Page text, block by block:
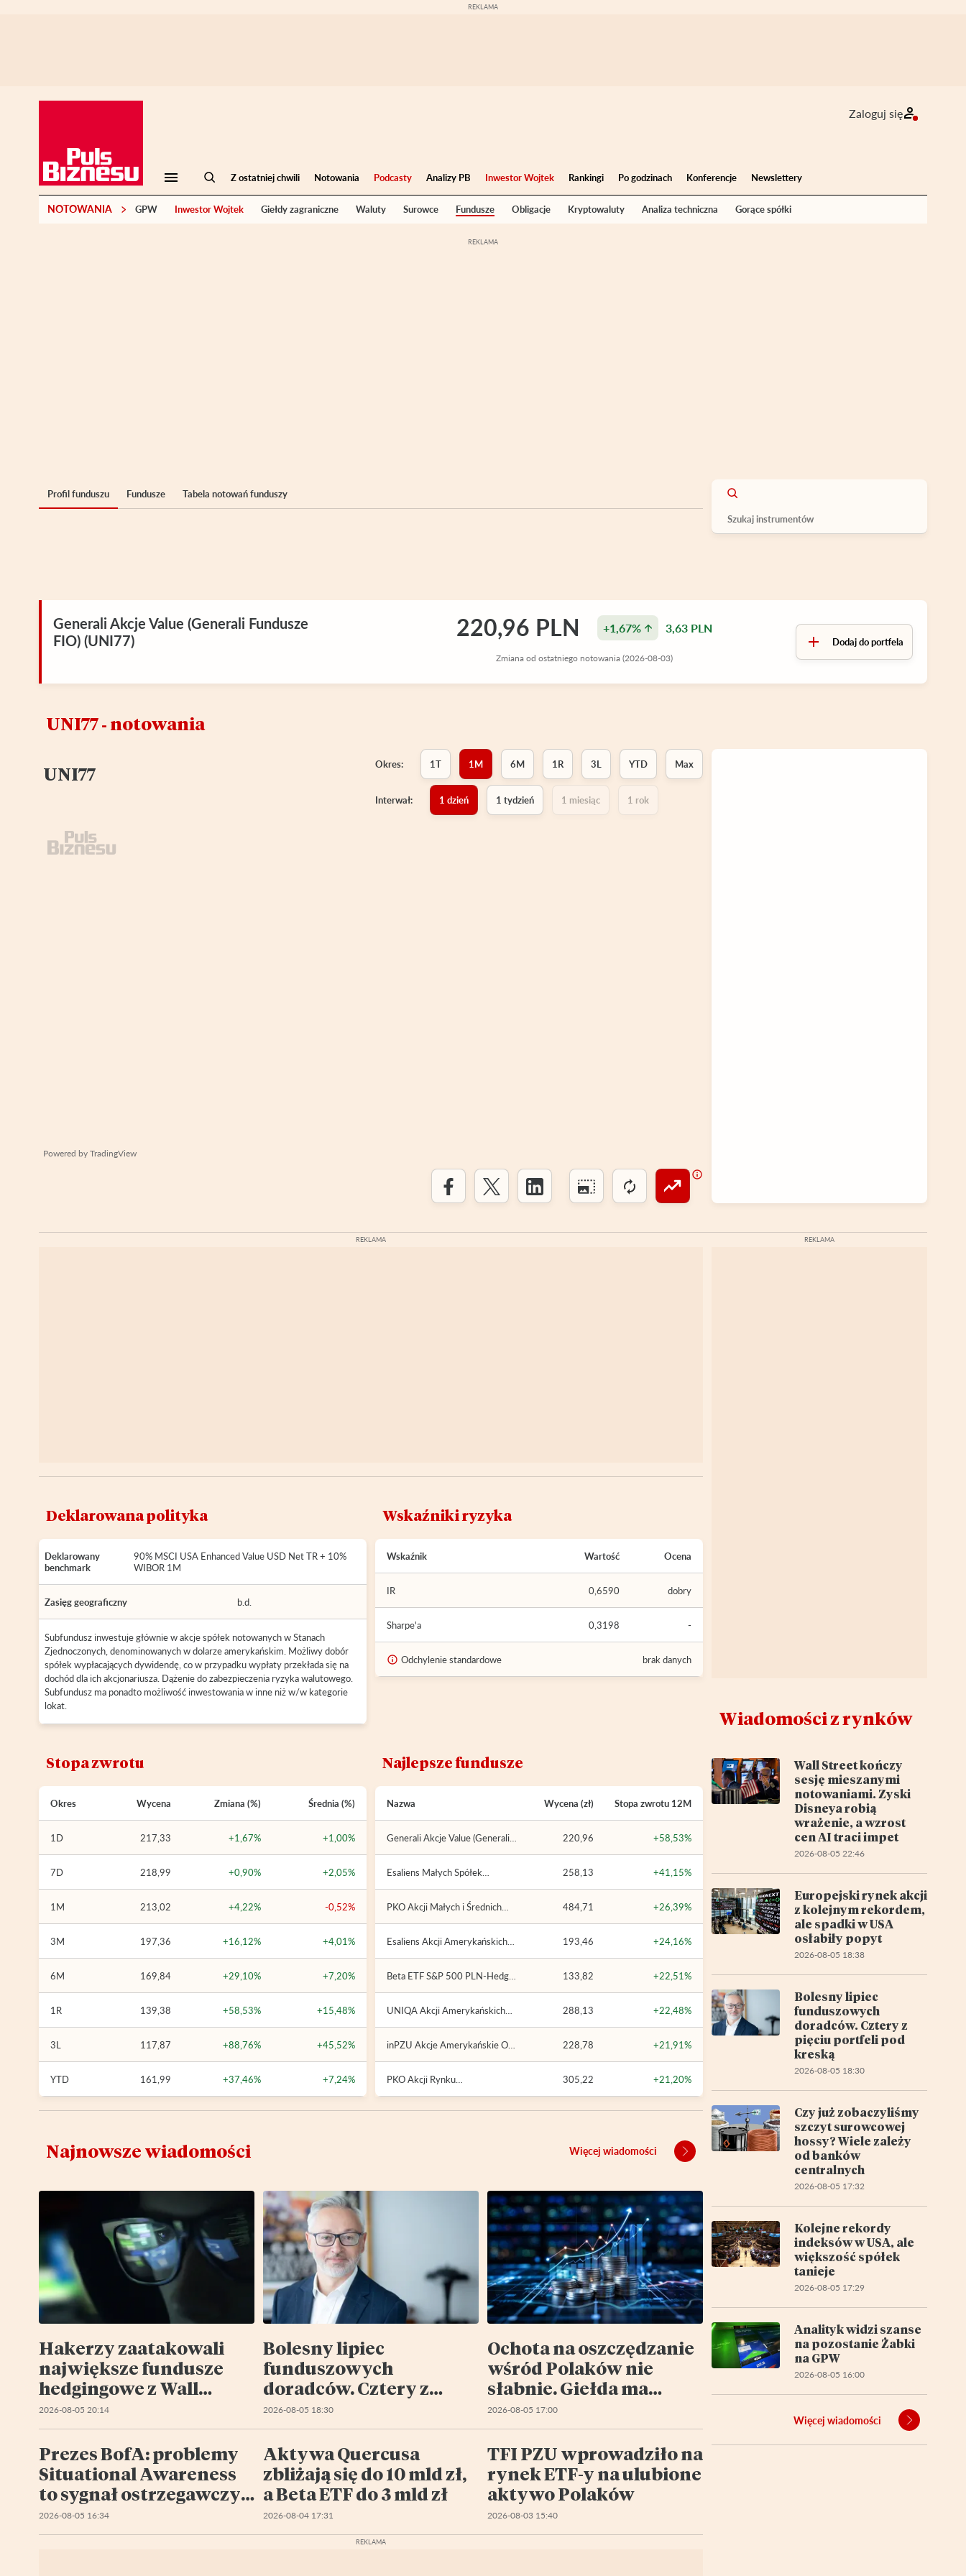
Zaloguj się
Z ostatniej chwili Notowania Podcasty Analizy PB Inwestor Wojtek Rankingi Po godzinach Konferencje Newslettery
NOTOWANIA GPW Inwestor Wojtek Giełdy zagraniczne Waluty Surowce Fundusze Obligacje Kryptowaluty Analiza techniczna Gorące spółki
Profil funduszu Fundusze Tabela notowań funduszy
Generali Akcje Value (Generali Fundusze
FIO) (UNI77)
220,96 PLN +1,67% 3,63 PLN
Zmiana od ostatniego notowania (2026-08-03)
Dodaj do portfela
UNI77 ‑ notowania
UNI77 Okres: 1T 1M 6M 1R 3L YTD Max
Interwał: 1 dzień 1 tydzień 1 miesiąc 1 rok
Powered by TradingView
Deklarowana polityka
Deklarowany
benchmark
90% MSCI USA Enhanced Value USD Net TR + 10%
WIBOR 1M
Zasięg geograficzny b.d.
Subfundusz inwestuje głównie w akcje spółek notowanych w Stanach
Zjednoczonych, denominowanych w dolarze amerykańskim. Możliwy dobór
spółek wypłacających dywidendę, co w przypadku wypłaty przekłada się na
dochód dla ich akcjonariusza. Dążenie do zabezpieczenia ryzyka walutowego.
Subfundusz ma ponadto możliwość inwestowania w inne niż w/w kategorie
lokat.
Wskaźniki ryzyka
Wskaźnik Wartość Ocena
IR 0,6590 dobry
Sharpe'a 0,3198 -
Odchylenie standardowe brak danych
Stopa zwrotu
Okres Wycena Zmiana (%) Średnia (%)
1D 217,33 +1,67% +1,00%
7D 218,99 +0,90% +2,05%
1M 213,02 +4,22% -0,52%
3M 197,36 +16,12% +4,01%
6M 169,84 +29,10% +7,20%
1R 139,38 +58,53% +15,48%
3L 117,87 +88,76% +45,52%
YTD 161,99 +37,46% +7,24%
Najlepsze fundusze
Nazwa Wycena (zł) Stopa zwrotu 12M
Generali Akcje Value (Generali
220,96 +58,53%
Esaliens Małych Spółek
258,13 +41,15%
PKO Akcji Małych i Średnich
484,71 +26,39%
Esaliens Akcji Amerykańskich
193,46 +24,16%
Beta ETF S&P 500 PLN-Hedged
133,82 +22,51%
UNIQA Akcji Amerykańskich
288,13 +22,48%
inPZU Akcje Amerykańskie O
228,78 +21,91%
PKO Akcji Rynku
305,22 +21,20%
Najnowsze wiadomości Więcej wiadomości
Hakerzy zaatakowali
największe fundusze
hedgingowe z Wall
Street. W Europie wzięli
na cel Liechtenstein
2026-08-05 20:14
Bolesny lipiec
funduszowych
doradców. Cztery z
pięciu portfeli pod
kreską
2026-08-05 18:30
Ochota na oszczędzanie
wśród Polaków nie
słabnie. Giełda ma
szansę na większy
kawałek tego tortu
2026-08-05 17:00
Prezes BofA: problemy
Situational Awareness
to sygnał ostrzegawczy
dla rynku
2026-08-05 16:34
Aktywa Quercusa
zbliżają się do 10 mld zł,
a Beta ETF do 3 mld zł
2026-08-04 17:31
TFI PZU wprowadziło na
rynek ETF-y na ulubione
aktywo Polaków
2026-08-03 15:40
Wiadomości z rynków
Wall Street kończy
sesję mieszanymi
notowaniami. Zyski
Disneya robią
wrażenie, a wzrost
cen AI traci impet
2026-08-05 22:46
Europejski rynek akcji
z kolejnym rekordem,
ale spadki w USA
osłabiły popyt
2026-08-05 18:38
Bolesny lipiec
funduszowych
doradców. Cztery z
pięciu portfeli pod
kreską
2026-08-05 18:30
Czy już zobaczyliśmy
szczyt surowcowej
hossy? Wiele zależy
od banków
centralnych
2026-08-05 17:32
Kolejne rekordy
indeksów w USA, ale
większość spółek
tanieje
2026-08-05 17:29
Analityk widzi szanse
na pozostanie Żabki
na GPW
2026-08-05 16:00
Więcej wiadomości